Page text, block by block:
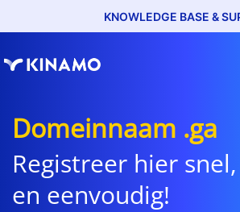
KNOWLEDGE BASE &
Domeinnaam .ga
Registreer hier
en eenvoudig!